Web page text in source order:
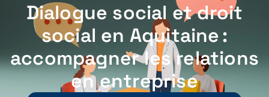
Dialogue social et droit
social en Aquitaine :
accompagner les relations
en entreprise